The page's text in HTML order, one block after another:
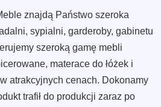
znajdą Państwo szeroka
sypialni, garderoby, gabinetu
szeroką gamę mebli
materace do łóżek i
atrakcyjnych cenach. Dokonamy
trafił do produkcji zaraz po